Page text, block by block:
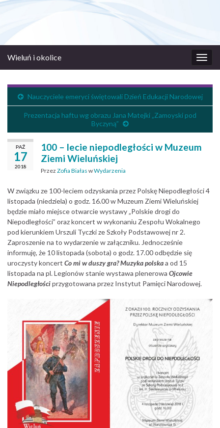
Wieluń i okolice
Nauczyciele emeryci świętowali Dzień Edukacji Narodowej
Prezentacja haftu wg obrazu Jana Matejki „Zamoyski pod
Byczyną”
PAŹ
17
2018
100 – lecie niepodległości w Muzeum
Ziemi Wieluńskiej
Przez Zofia Białas wWydarzenia
W związku ze 100-leciem odzyskania przez Polskę Niepodległości 4
listopada (niedziela) o godz. 16.00 w Muzeum Ziemi Wieluńskiej
będzie miało miejsce otwarcie wystawy „Polskie drogi do
Niepodległości” oraz koncert w wykonaniu Zespołu Wokalnego
pod kierunkiem Urszuli Tyczki ze Szkoły Podstawowej nr 2.
Zaproszenie na to wydarzenie w załączniku. Jednocześnie
informuję, że 10 listopada (sobota) o godz. 17.00 odbędzie się
uroczysty koncert Co mi w duszy gra? Muzyka polskaa od 15
listopada na pl. Legionów stanie wystawa plenerowa Ojcowie
Niepodległościprzygotowana przez Instytut Pamięci Narodowej.